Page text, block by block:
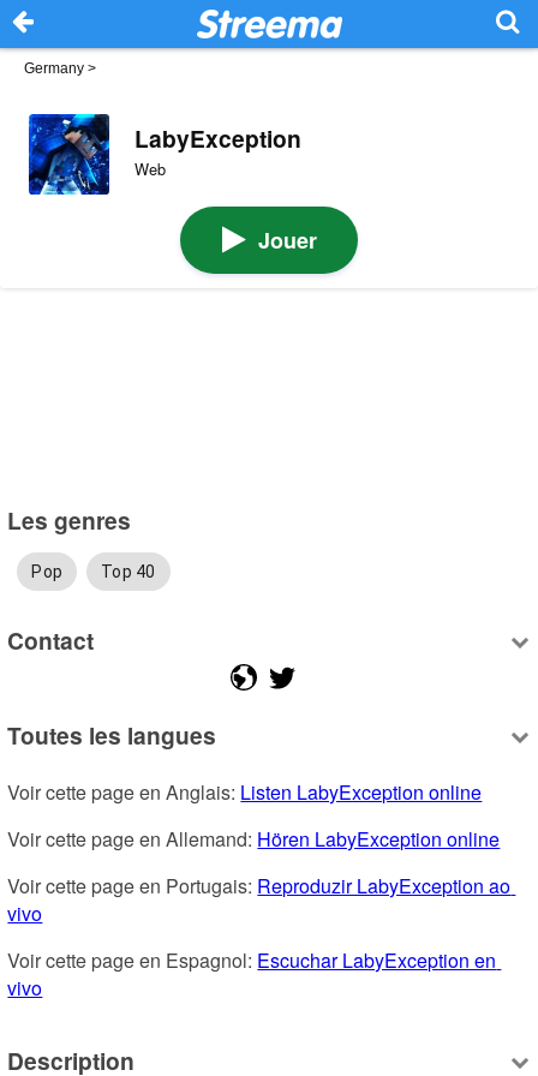
Germany >
LabyException
Web
Jouer
Les genres
Pop Top 40
Contact
Toutes les langues
Voir cette page en Anglais: Listen LabyException online
Voir cette page en Allemand: Hören LabyException online
Voir cette page en Portugais: Reproduzir LabyException ao
vivo
Voir cette page en Espagnol: Escuchar LabyException en
vivo
Description